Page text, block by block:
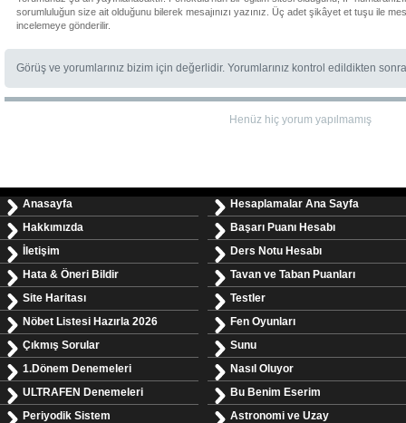
sorumluluğun size ait olduğunu bilerek mesajınızı yazınız. Üç adet şikâyet et tuşu ile
incelemeye gönderilir.
Görüş ve yorumlarınız bizim için değerlidir. Yorumlarınız kontrol edildikten
Henüz hiç yorum yapılmamış
Anasayfa
Hakkımızda
İletişim
Hata & Öneri Bildir
Site Haritası
Nöbet Listesi Hazırla 2026
Çıkmış Sorular
1.Dönem Denemeleri
ULTRAFEN Denemeleri
Periyodik Sistem
Hesaplamalar Ana Sayfa
Başarı Puanı Hesabı
Ders Notu Hesabı
Tavan ve Taban Puanları
Testler
Fen Oyunları
Sunu
Nasıl Oluyor
Bu Benim Eserim
Astronomi ve Uzay